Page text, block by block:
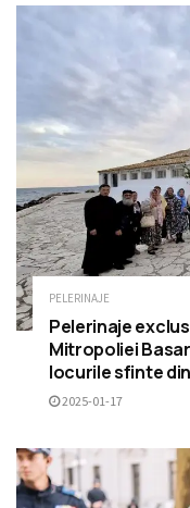
PELERINAJE
Pelerinaje
Mitropoliei
locurile sfinte
2025-01-17